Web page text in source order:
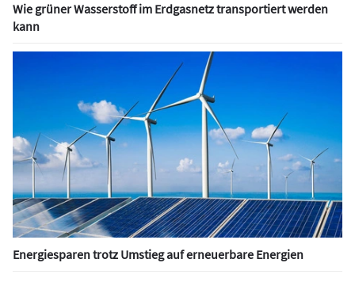
Wie grüner Wasserstoff im Erdgasnetz transportiert werden
kann
Energiesparen trotz Umstieg auf erneuerbare Energien